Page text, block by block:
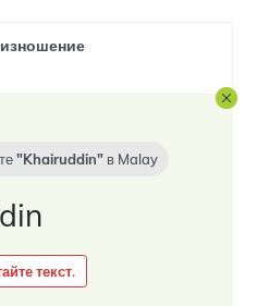
Khairuddin в Malay
текст.